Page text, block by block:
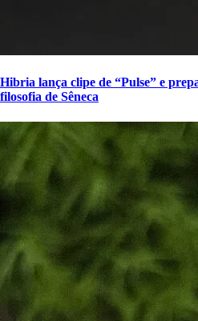
Hibria lança clipe de “Pulse” e
filosofia de Sêneca